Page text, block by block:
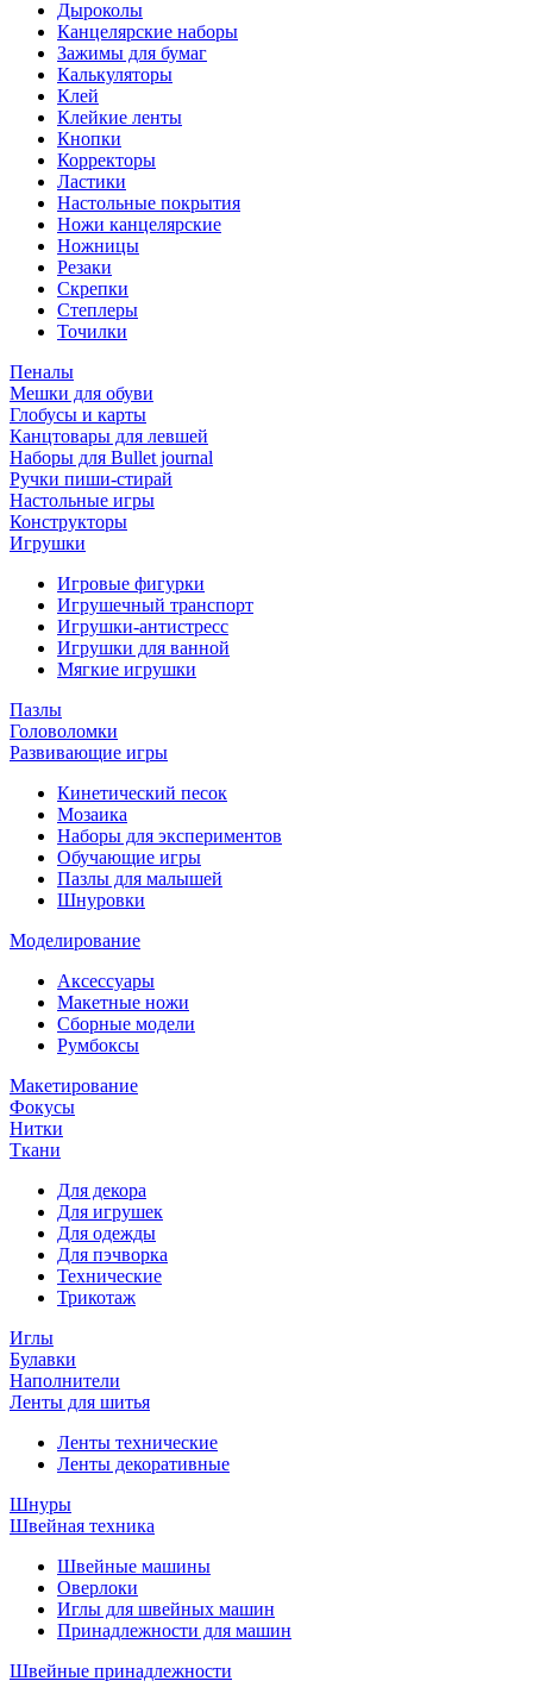
Дыроколы
Канцелярские наборы
Зажимы для бумаг
Калькуляторы
Клей
Клейкие ленты
Кнопки
Корректоры
Ластики
Настольные покрытия
Ножи канцелярские
Ножницы
Резаки
Скрепки
Степлеры
Точилки
Пеналы
Мешки для обуви
Глобусы и карты
Канцтовары для левшей
Наборы для Bullet journal
Ручки пиши-стирай
Настольные игры
Конструкторы
Игрушки
Игровые фигурки
Игрушечный транспорт
Игрушки-антистресс
Игрушки для ванной
Мягкие игрушки
Пазлы
Головоломки
Развивающие игры
Кинетический песок
Мозаика
Наборы для экспериментов
Обучающие игры
Пазлы для малышей
Шнуровки
Моделирование
Аксессуары
Макетные ножи
Сборные модели
Румбоксы
Макетирование
Фокусы
Нитки
Ткани
Для декора
Для игрушек
Для одежды
Для пэчворка
Технические
Трикотаж
Иглы
Булавки
Наполнители
Ленты для шитья
Ленты технические
Ленты декоративные
Шнуры
Швейная техника
Швейные машины
Оверлоки
Иглы для швейных машин
Принадлежности для машин
Швейные принадлежности